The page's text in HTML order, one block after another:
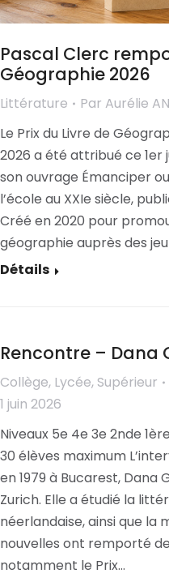
Pascal Clerc
Géographie 2026
Littérature Par Aurélie
Le Prix du Livre de
2026 a été attribué ce 1er
son ouvrage Émanciper
l’école au XXIe siècle,
Créé en 2020 pour
géographie auprès des
Détails
Rencontre – Dana
Collège, Lycée, Supérieur
1 juin 2026
Niveaux 5e 4e 3e 2nde
30 élèves maximum
en 1979 à Bucarest, Dana
Zurich. Elle a étudié la
néerlandaise, ainsi que la
nouvelles ont remporté
notamment le Prix…